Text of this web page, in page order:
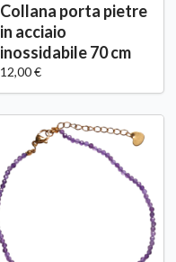
Collana porta pietre
in acciaio
inossidabile 70 cm
12,00 €